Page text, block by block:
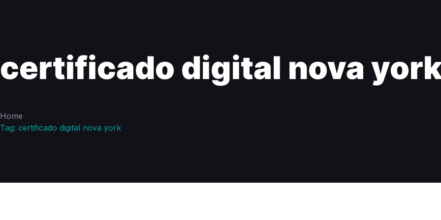
certificado digital nova
Home
Tag: certificado digital nova york